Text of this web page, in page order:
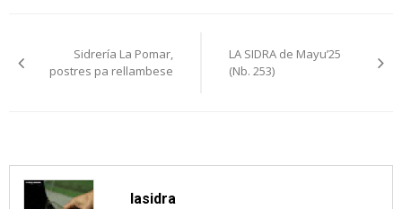
pelosSidrería La Pomar,
postres pa rellambese
LA SIDRA de Mayu’25
(Nb. 253)
lasidra